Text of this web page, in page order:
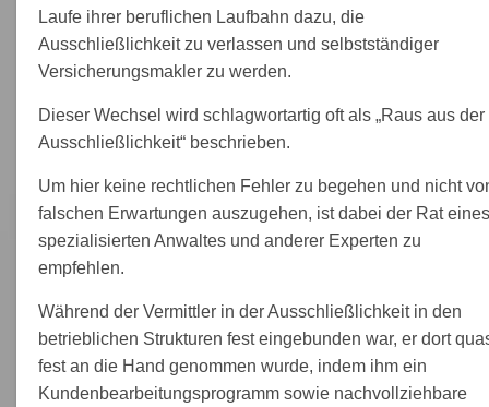
Laufe ihrer beruflichen Laufbahn dazu, die
Ausschließlichkeit zu verlassen und selbstständiger
Versicherungsmakler zu werden.
Dieser Wechsel wird schlagwortartig oft als „Raus aus der
Ausschließlichkeit“ beschrieben.
Um hier keine rechtlichen Fehler zu begehen und nicht
falschen Erwartungen auszugehen, ist dabei der Rat eines
spezialisierten Anwaltes und anderer Experten zu
empfehlen.
Während der Vermittler in der Ausschließlichkeit in den
betrieblichen Strukturen fest eingebunden war, er dort
fest an die Hand genommen wurde, indem ihm ein
Kundenbearbeitungsprogramm sowie nachvollziehbare